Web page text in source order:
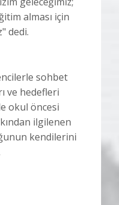
alması için
dedi.
sohbet
ve hedefleri
okul öncesi
ilgilenen
kendilerini